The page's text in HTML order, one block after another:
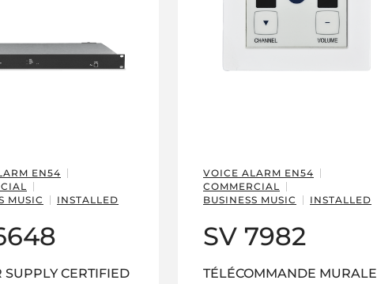
EN54
MUSIC
INSTALLED
SUPPLY CERTIFIED
VOICE ALARM EN54
COMMERCIAL
BUSINESS MUSIC
INSTALLED
SV 7982
TÉLÉCOMMANDE MURALE